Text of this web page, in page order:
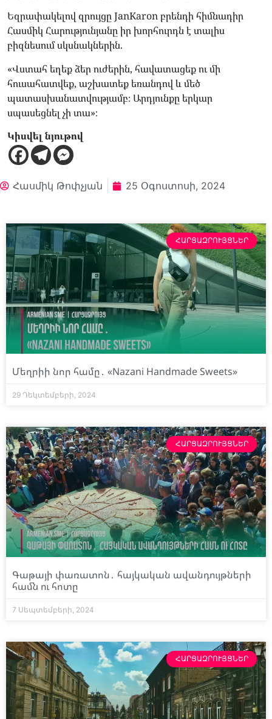
Եզրափակելով զրույցը JanKaron բրենդի հիմնադիր
Հասմիկ Հարությունյանը իր խորհուրդն է տալիս
բիզնեսում սկսնակներին.
«Վստահ եղեք ձեր ուժերին, հավատացեք ու մի
հուսահատվեք, աշխատեք եռանդով և մեծ
պատասխանատվությամբ։ Արդյունքը երկար
սպասեցնել չի տա»։
Կիսվել նյութով
Հասմիկ Թոփչյան 25 Օգոստոսի, 2024
ՀԱՐՑԱԶՐՈՒՅՑՆԵՐ
Մեղրիի նոր համը․ «Nazani Handmade Sweets»
29 Դեկտեմբերի, 2024
ՀԱՐՑԱԶՐՈՒՅՑՆԵՐ
Գաթայի փառատոն․ հայկական ավանդույթների
համն ու հոտը
7 Սեպտեմբերի, 2024
ՀԱՐՑԱԶՐՈՒՅՑՆԵՐ